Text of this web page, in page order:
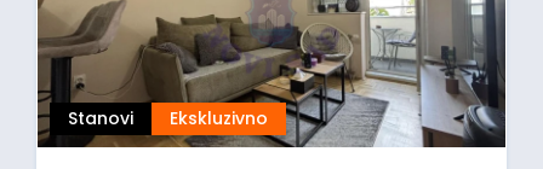
Stanovi Ekskluzivno